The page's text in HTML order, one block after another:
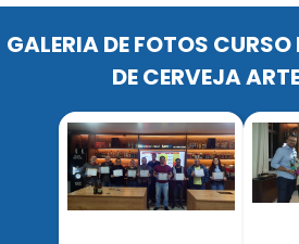
GALERIA DE FOTOS
DE CERVEJA